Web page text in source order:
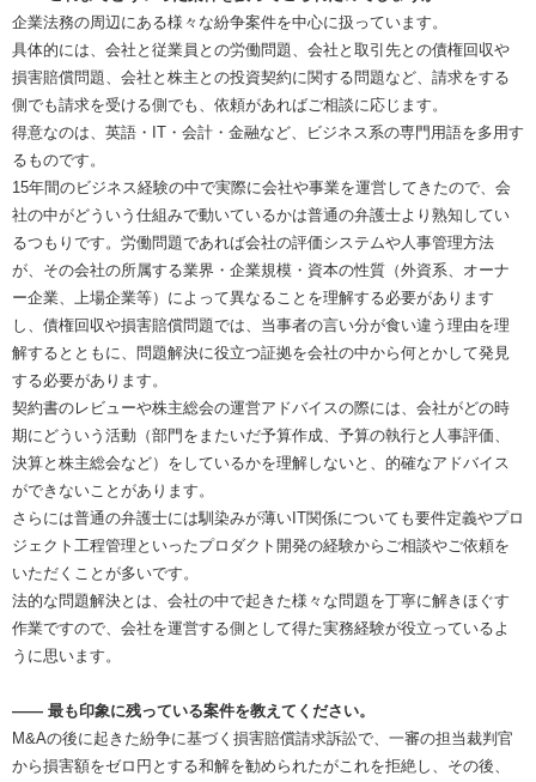
企業法務の周辺にある様々な紛争案件を中心に扱っています。
具体的には、会社と従業員との労働問題、会社と取引先との債権回収や
損害賠償問題、会社と株主との投資契約に関する問題など、請求をする
側でも請求を受ける側でも、依頼があればご相談に応じます。
得意なのは、英語・IT・会計・金融など、ビジネス系の専門用語を多用す
るものです。
15年間のビジネス経験の中で実際に会社や事業を運営してきたので、会
社の中がどういう仕組みで動いているかは普通の弁護士より熟知してい
るつもりです。労働問題であれば会社の評価システムや人事管理方法
が、その会社の所属する業界・企業規模・資本の性質（外資系、オーナ
ー企業、上場企業等）によって異なることを理解する必要があります
し、債権回収や損害賠償問題では、当事者の言い分が食い違う理由を理
解するとともに、問題解決に役立つ証拠を会社の中から何とかして発見
する必要があります。
契約書のレビューや株主総会の運営アドバイスの際には、会社がどの時
期にどういう活動（部門をまたいだ予算作成、予算の執行と人事評価、
決算と株主総会など）をしているかを理解しないと、的確なアドバイス
ができないことがあります。
さらには普通の弁護士には馴染みが薄いIT関係についても要件定義やプロ
ジェクト工程管理といったプロダクト開発の経験からご相談やご依頼を
いただくことが多いです。
法的な問題解決とは、会社の中で起きた様々な問題を丁寧に解きほぐす
作業ですので、会社を運営する側として得た実務経験が役立っているよ
うに思います。
―― 最も印象に残っている案件を教えてください。
M&Aの後に起きた紛争に基づく損害賠償請求訴訟で、一審の担当裁判官
から損害額をゼロ円とする和解を勧められたがこれを拒絶し、その後、